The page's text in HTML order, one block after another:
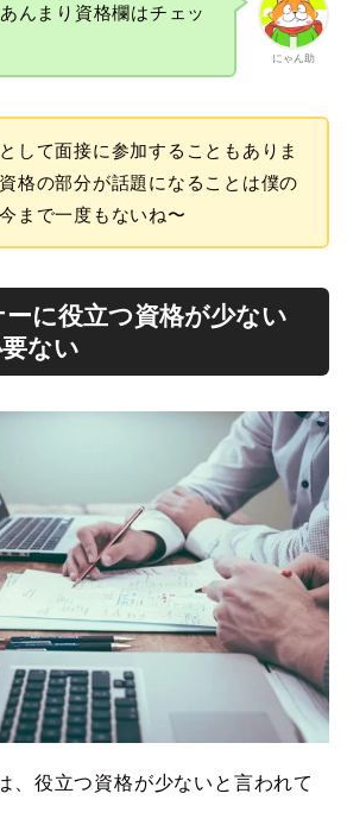
にゃん助
んまり資格欄はチェッ
して面接に参加することもありま
格の部分が話題になることは僕の
まで一度もないね〜
に役立つ資格が少ない
ない
、役立つ資格が少ないと言われて